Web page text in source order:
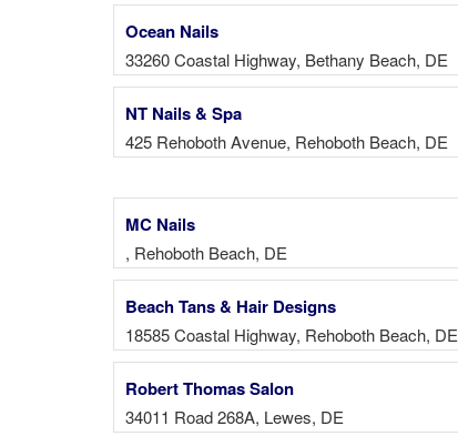
Ocean Nails
33260 Coastal Highway, Bethany Beach, DE
NT Nails & Spa
425 Rehoboth Avenue, Rehoboth Beach, DE
MC Nails
, Rehoboth Beach, DE
Beach Tans & Hair Designs
18585 Coastal Highway, Rehoboth Beach, DE
Robert Thomas Salon
34011 Road 268A, Lewes, DE